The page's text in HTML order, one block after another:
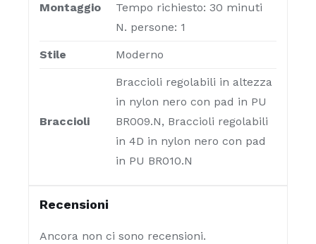
Montaggio
Tempo richiesto: 30 minuti
N. persone: 1
Stile Moderno
Braccioli
Braccioli regolabili in altezza
in nylon nero con pad in PU
BR009.N, Braccioli regolabili
in 4D in nylon nero con pad
in PU BR010.N
Recensioni
Ancora non ci sono recensioni.